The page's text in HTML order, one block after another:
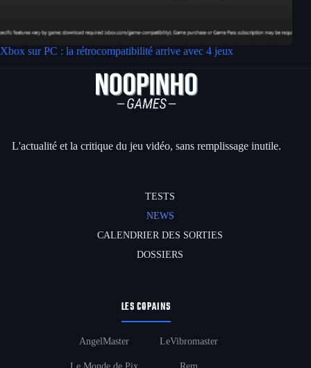
Xbox sur PC : la rétrocompatibilité arrive avec 4 jeux
L'actualité et la critique du jeu vidéo, sans remplissage inutile.
TESTS
NEWS
CALENDRIER DES SORTIES
DOSSIERS
LES COPAINS
AngelMaster LeVibromaster